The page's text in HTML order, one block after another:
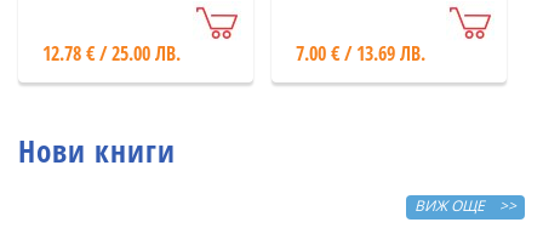
12.78 € / 25.00 ЛВ. 7.00 € / 13.69 ЛВ.
Нови книги
ВИЖ ОЩЕ >>